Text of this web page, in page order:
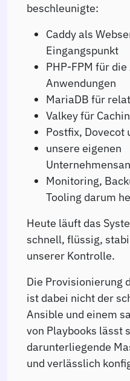
beschleunigte:
Caddy als
Eingangspunkt
PHP-FPM für
Anwendungen
MariaDB für
Valkey für
Postfix, Dovecot
unsere eigenen
Monitoring,
Tooling darum
Heute läuft das
schnell, flüssig,
unserer Kontrolle.
Die Provisionierung
ist dabei nicht der
Ansible und einem
von Playbooks lässt
darunterliegende
und verlässlich